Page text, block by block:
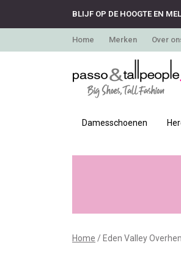
BLIJF OP DE HOOGTE EN
Home Merken Over
Damesschoenen
Overhemd
Home Eden Valley